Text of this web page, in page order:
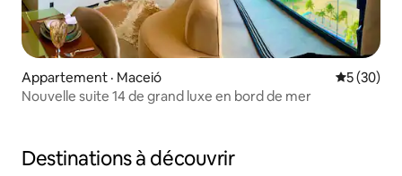
Appartement · Maceió Note
5 (30)
Nouvelle suite 14 de grand luxe en bord de mer
Destinations à découvrir